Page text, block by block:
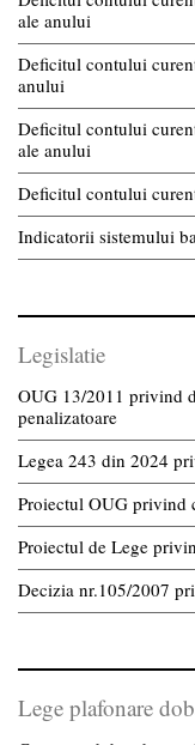
ale anului
Deficitul contului
anului
Deficitul contului
ale anului
Deficitul contului
Indicatorii sistemului
Legislatie
OUG 13/2011 privind
penalizatoare
Legea 243 din 2024
Proiectul OUG privind
Proiectul de Lege
Decizia nr.105/2007
Lege plafonare